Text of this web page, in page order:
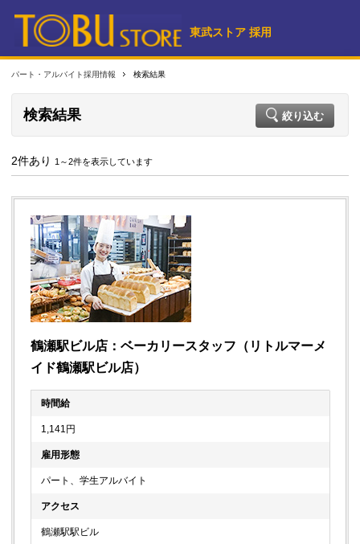
東武ストア 採用
パート・アルバイト採用情報 検索結果
検索結果 絞り込む
2件あり 1～2件を表示しています
鶴瀬駅ビル店：ベーカリースタッフ（リトルマーメ
イド鶴瀬駅ビル店）
時間給
1,141円
雇用形態
パート、学生アルバイト
アクセス
鶴瀬駅駅ビル